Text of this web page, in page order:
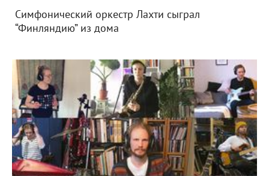
Симфонический оркестр Лахти сыграл
“Финляндию” из дома